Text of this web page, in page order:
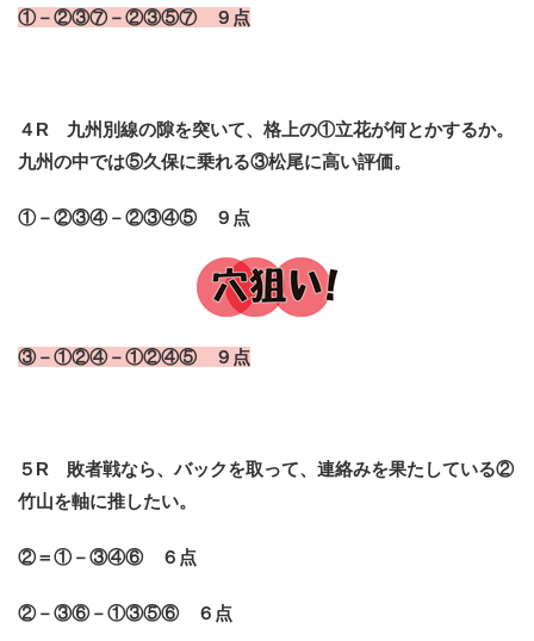
①－②③⑦－②③⑤⑦ ９点
４R 九州別線の隙を突いて、格上の①立花が何とかするか。
九州の中では⑤久保に乗れる③松尾に高い評価。
①－②③④－②③④⑤ ９点
③－①②④－①②④⑤ ９点
５R 敗者戦なら、バックを取って、連絡みを果たしている②
竹山を軸に推したい。
②＝①－③④⑥ ６点
②－③⑥－①③⑤⑥ ６点